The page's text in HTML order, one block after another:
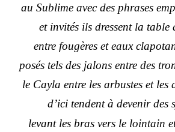
au Sublime avec des phrases
et invités ils dressent la table
entre fougères et eaux
posés tels des jalons entre des
le Cayla entre les arbustes et les
d’ici tendent à devenir des
levant les bras vers le lointain